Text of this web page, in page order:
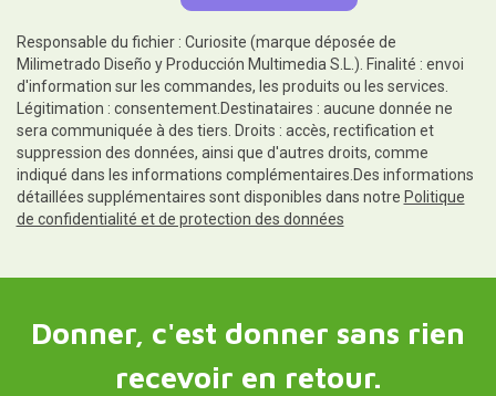
Responsable du fichier : Curiosite (marque déposée de
Milimetrado Diseño y Producción Multimedia S.L.). Finalité : envoi
d'information sur les commandes, les produits ou les services.
Légitimation : consentement.Destinataires : aucune donnée ne
sera communiquée à des tiers. Droits : accès, rectification et
suppression des données, ainsi que d'autres droits, comme
indiqué dans les informations complémentaires.Des informations
détaillées supplémentaires sont disponibles dans notre Politique
de confidentialité et de protection des données
Donner, c'est donner sans rien
recevoir en retour.